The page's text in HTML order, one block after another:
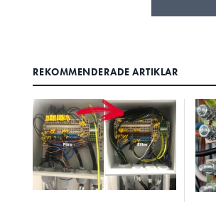
REKOMMENDERADE ARTIKLAR